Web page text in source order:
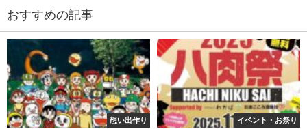
おすすめの記事
想い出作り イベント・お祭り